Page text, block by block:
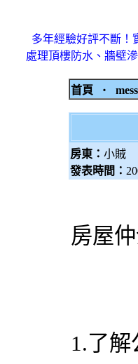
多年經驗好評不斷！
處理頂樓防水、牆壁
首頁 ‧
房東： 小賊
發表時間：
房屋
1.了